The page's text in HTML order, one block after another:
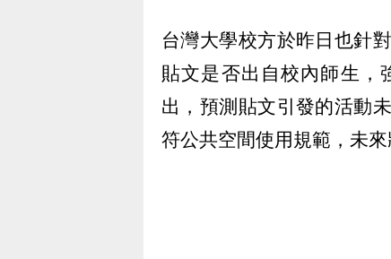
台灣大學校方於昨日也針
貼文是否出自校內師生，
出，預測貼文引發的活動
符公共空間使用規範，未來